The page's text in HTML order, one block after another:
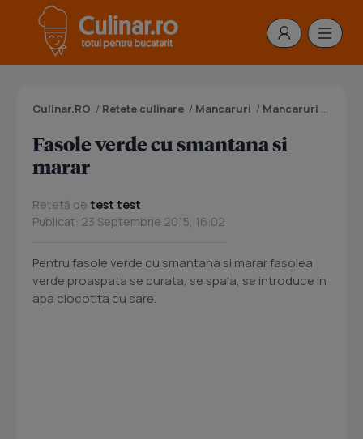
Culinar.RO / Retete culinare / Mancaruri / Mancaruri cu legume
Fasole verde cu smantana si
marar
Rețetă de test test
Publicat: 23 Septembrie 2015, 16:02
Pentru fasole verde cu smantana si marar fasolea
verde proaspata se curata, se spala, se introduce in
apa clocotita cu sare.